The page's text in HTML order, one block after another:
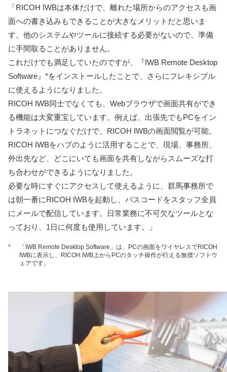
「RICOH IWBは本体だけで、離れた場所からのアクセスも画
面への書き込みもできることが大きなメリットだと思いま
す。他のシステムやツールに接続する必要がないので、準備
に手間取ることがありません。
これだけでも満足していたのですが、『IWB Remote Desktop
Software』*をインストールしたことで、さらにフレキシブル
に使えるようになりました。
RICOH IWB同士でなくても、Webブラウザで画面共有ができ
る機能は大変重宝しています。例えば、出張先でもPCをイン
トラネットにつなぐだけで、RICOH IWBの画面閲覧が可能。
RICOH IWBをハブのように活用することで、現場、事務所、
外出先など、どこにいても画面を共有しながらスムーズな打
ち合わせができるようになりました。
必要な時にすぐにアクセスして使えるように、群馬事務所で
は朝一番にRICOH IWBを起動し、パスコードをスタッフ全員
にメールで配信しています。日常業務に不可欠なツールとな
っており、1日に何度も使用しています。」
*
「IWB Remote Desktop Software」は、PCの画面をワイヤレスでRICOH
IWBに表示し、RICOH IWB上からPCのタッチ操作が行える無償ソフトウ
ェアです。